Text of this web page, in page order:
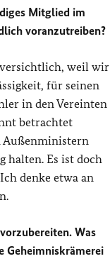
Mitglied im
voranzutreiben?
weil wir
für seinen
in den Vereinten
betrachtet
Außenministern
halten. Es ist doch
denke etwa an
Was
Geheimniskrämerei